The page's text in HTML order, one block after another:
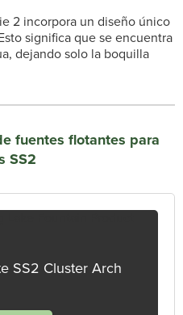
2 incorpora un diseño único
significa que se encuentra
dejando solo la boquilla
fuentes flotantes para
SS2
SS2 Cluster Arch